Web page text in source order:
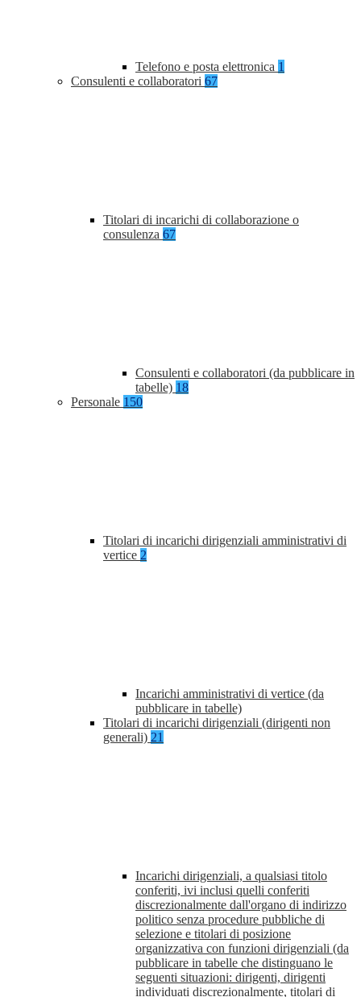
Telefono e posta elettronica 1
Consulenti e collaboratori 67
Titolari di incarichi di collaborazione o
consulenza 67
Consulenti e collaboratori (da pubblicare in
tabelle) 18
Personale 150
Titolari di incarichi dirigenziali amministrativi di
vertice 2
Incarichi amministrativi di vertice (da
pubblicare in tabelle)
Titolari di incarichi dirigenziali (dirigenti non
generali) 21
Incarichi dirigenziali, a qualsiasi titolo
conferiti, ivi inclusi quelli conferiti
discrezionalmente dall'organo di indirizzo
politico senza procedure pubbliche di
selezione e titolari di posizione
organizzativa con funzioni dirigenziali (da
pubblicare in tabelle che distinguano le
seguenti situazioni: dirigenti, dirigenti
individuati discrezionalmente, titolari di